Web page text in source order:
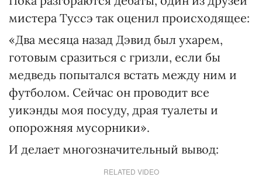
мистера Туссэ так оценил происходящее:
«Два месяца назад Дэвид был ухарем,
готовым сразиться с гризли, если бы
медведь попытался встать между ним и
футболом. Сейчас он проводит все
уикэнды моя посуду, драя туалеты и
опорожняя мусорники».
И делает многозначительный вывод:
RELATED VIDEO